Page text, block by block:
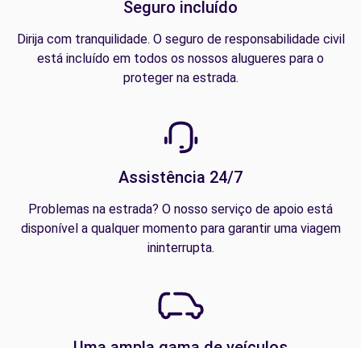
Seguro incluído
Dirija com tranquilidade. O seguro de responsabilidade civil
está incluído em todos os nossos alugueres para o
proteger na estrada.
Assistência 24/7
Problemas na estrada? O nosso serviço de apoio está
disponível a qualquer momento para garantir uma viagem
ininterrupta.